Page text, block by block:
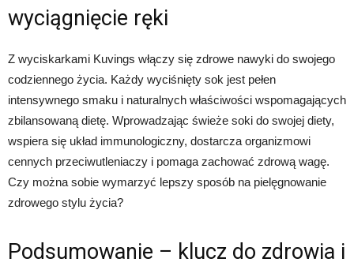
wyciągnięcie ręki
Z wyciskarkami Kuvings włączy się zdrowe nawyki do swojego
codziennego życia. Każdy wyciśnięty sok jest pełen
intensywnego smaku i naturalnych właściwości wspomagających
zbilansowaną dietę. Wprowadzając świeże soki do swojej diety,
wspiera się układ immunologiczny, dostarcza organizmowi
cennych przeciwutleniaczy i pomaga zachować zdrową wagę.
Czy można sobie wymarzyć lepszy sposób na pielęgnowanie
zdrowego stylu życia?
Podsumowanie – klucz do zdrowia i